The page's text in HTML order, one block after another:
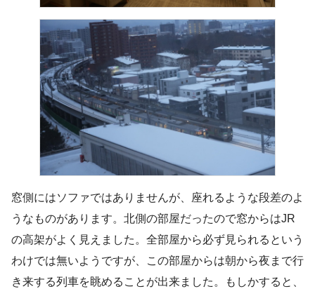
窓側にはソファではありませんが、座れるような段差のよ
うなものがあります。北側の部屋だったので窓からはJR
の高架がよく見えました。全部屋から必ず見られるという
わけでは無いようですが、この部屋からは朝から夜まで行
き来する列車を眺めることが出来ました。もしかすると、